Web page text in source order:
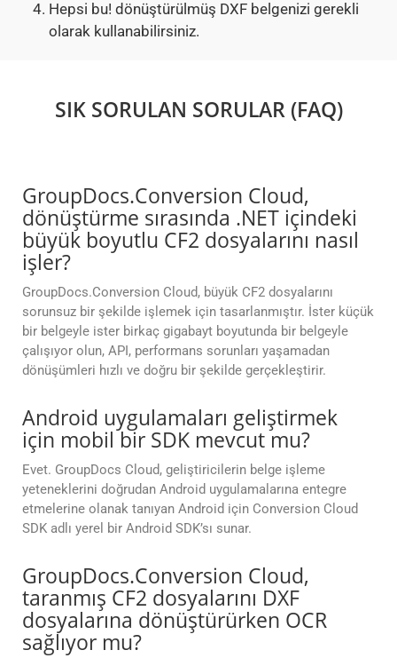
Hepsi bu! dönüştürülmüş DXF belgenizi gerekli
olarak kullanabilirsiniz.
SIK SORULAN SORULAR (FAQ)
GroupDocs.Conversion Cloud,
dönüştürme sırasında .NET içindeki
büyük boyutlu CF2 dosyalarını nasıl
işler?
GroupDocs.Conversion Cloud, büyük CF2 dosyalarını
sorunsuz bir şekilde işlemek için tasarlanmıştır. İster küçük
bir belgeyle ister birkaç gigabayt boyutunda bir belgeyle
çalışıyor olun, API, performans sorunları yaşamadan
dönüşümleri hızlı ve doğru bir şekilde gerçekleştirir.
Android uygulamaları geliştirmek
için mobil bir SDK mevcut mu?
Evet. GroupDocs Cloud, geliştiricilerin belge işleme
yeteneklerini doğrudan Android uygulamalarına entegre
etmelerine olanak tanıyan Android için Conversion Cloud
SDK adlı yerel bir Android SDK’sı sunar.
GroupDocs.Conversion Cloud,
taranmış CF2 dosyalarını DXF
dosyalarına dönüştürürken OCR
sağlıyor mu?